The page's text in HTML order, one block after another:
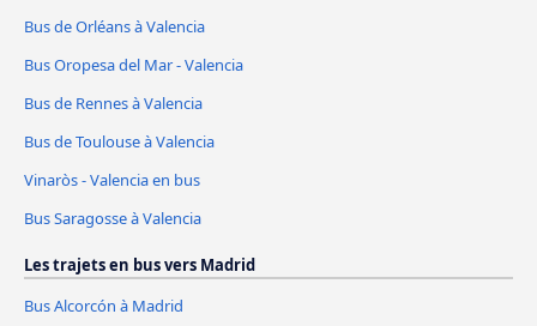
Bus de Orléans à Valencia
Bus Oropesa del Mar - Valencia
Bus de Rennes à Valencia
Bus de Toulouse à Valencia
Vinaròs - Valencia en bus
Bus Saragosse à Valencia
Les trajets en bus vers Madrid
Bus Alcorcón à Madrid